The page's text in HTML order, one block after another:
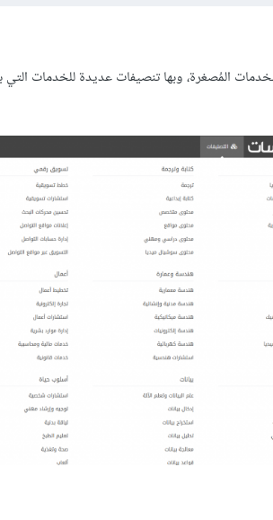
المُصغرة، وبها تنصيفات عديدة للخدمات التي